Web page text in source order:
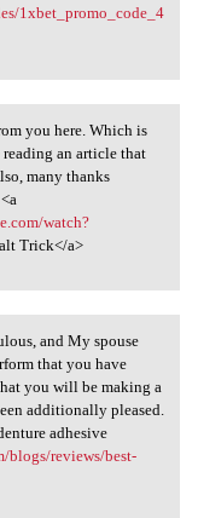
1xbet_promo_code_4
from
you here. Which is
an article that
many thanks
watch?
Trick</a>
and My spouse
that you have
you will be making a
additionally pleased.
adhesive
blogs/reviews/best-